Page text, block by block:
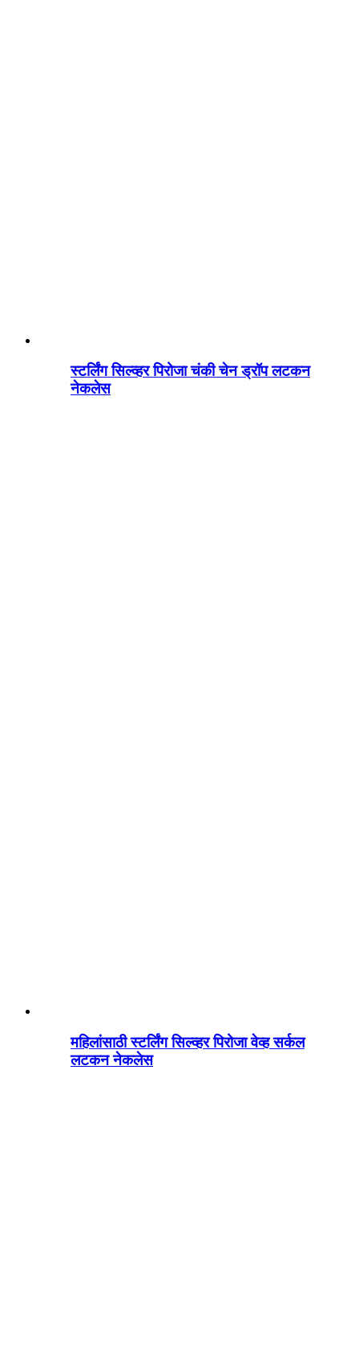
स्टर्लिंग सिल्व्हर पिरोजा चंकी चेन ड्रॉप लटकन
नेकलेस
महिलांसाठी स्टर्लिंग सिल्व्हर पिरोजा वेव्ह सर्कल
लटकन नेकलेस